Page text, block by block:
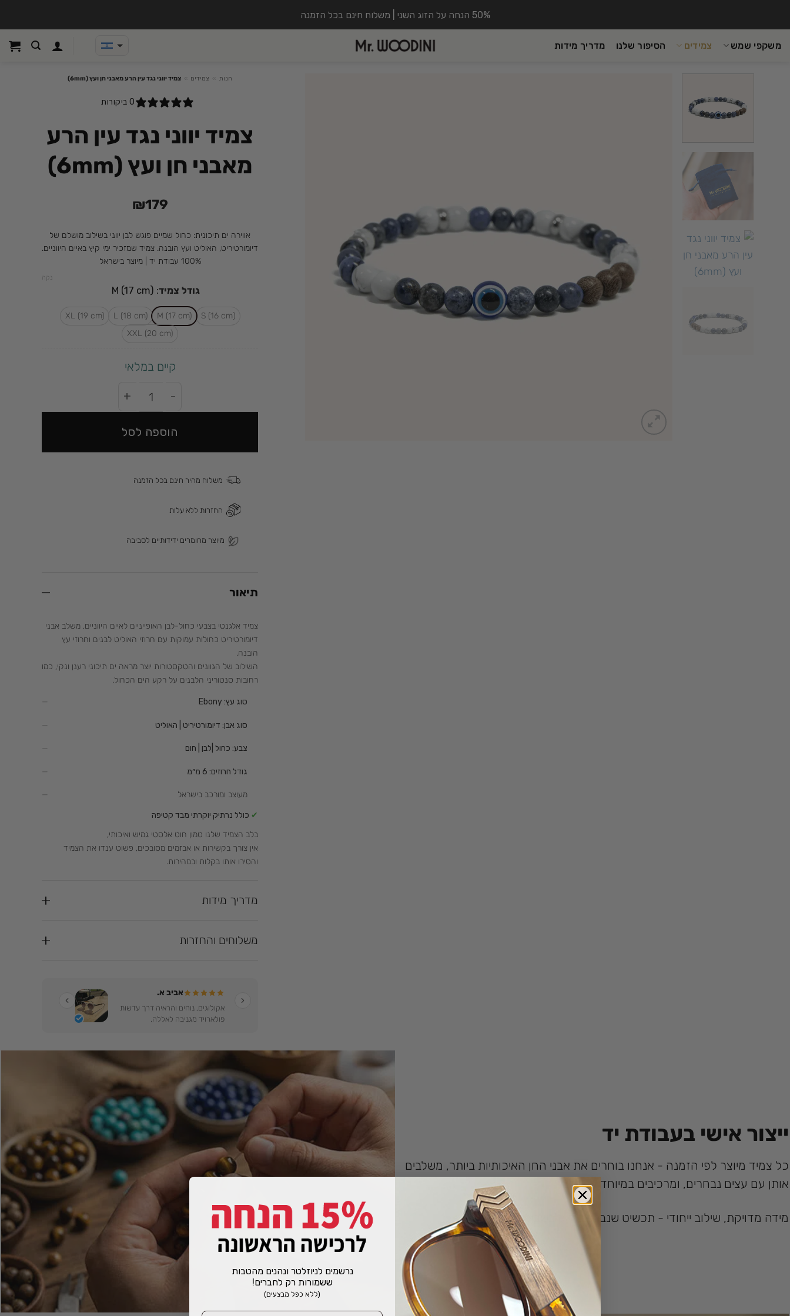
50% הנחה על הזוג השני | משלוח חינם בכל הזמנה
משקפי שמש צמידים הסיפור שלנו מדריך מידות
חנות » צמידים » צמיד יווני נגד עין הרע מאבני חן ועץ (6mm)
0 ביקורות
צמיד יווני נגד עין הרע
מאבני חן ועץ (6mm)
₪179
אווירה ים תיכונית: כחול שמיים פוגש לבן יווני בשילוב מושלם של
דיומורטיריט, האוליט ועץ הובנה. צמיד שמזכיר ימי קיץ באיים היווניים.
100% עבודת יד | מיוצר בישראל
גודל צמיד:
M (17 cm)
(S (16 cm
M (17 cm)
L (18 cm)
XL (19 cm)
XXL (20 cm)
נקה
קיים במלאי
הוספה לסל
תיאור
צמיד אלגנטי בצבעי כחול-לבן האופייניים לאיים היווניים, משלב אבני
דיומורטיריט כחולות עמוקות עם חרוזי האוליט לבנים וחרוזי עץ
הובנה.
השילוב של הגוונים והטקסטורות יוצר מראה ים תיכוני רענן ונקי, כמו
רחובות סנטוריני הלבנים על רקע הים הכחול.
סוג עץ:
סוג אבן: דיומורטיריט | האוליט
צבע: כחול |לבן | חום
גודל חרוזים:
מעוצב ומורכב בישראל
✔ כולל נרתיק יוקרתי מבד קטיפה
בלב הצמיד שלנו טמון חוט אלסטי גמיש ואיכותי,
אין צורך בקשירות או אבזמים מסובכים, פשוט ענדו את הצמיד
והסירו אותו בקלות ובמהירות.
מדריך מידות
משלוחים והחזרות
אביב א.
אקולוגים, נוחים והראיה דרך עדשות
פולארויד מגניבה לאללה.
ייצור אישי בעבודת יד
כל צמיד מיוצר לפי הזמנה - אנחנו בוחרים את אבני החן האיכותיות ביותר, משלבים
אותן עם עצים נבחרים, ומרכיבים במיוחד עבורך.
מידה מדויקת, שילוב ייחודי - תכשיט שנבנה בדיוק בשבילך.
נרשמים לניוזלטר ונהנים מהטבות
!ששמורות רק לחברים
(ללא כפל מבצעים)